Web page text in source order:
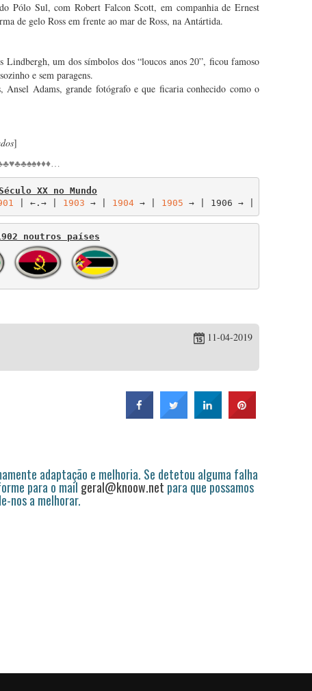
Pólo Sul, com Robert Falcon Scott, em companhia de Ernest
de gelo Ross em frente ao mar de Ross, na Antártida.
Lindbergh, um dos símbolos dos “loucos anos 20”, ficou famoso
e sem paragens.
Ansel Adams, grande fotógrafo e que ficaria conhecido como o
]
XX no Mundo
| ←.→ | 1903 → | 1904 → | 1905 → | 1906 → | 1907 → |
noutros países
11-04-2019
adaptação e melhoria. Se detetou alguma falha
para o mail geral@knoow.net para que possamos
nos a melhorar.